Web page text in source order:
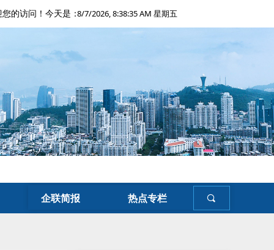
8/7/2026, 8:38:36 AM 星期五
您的访问！今天是：
企联简报 热点专栏 끠